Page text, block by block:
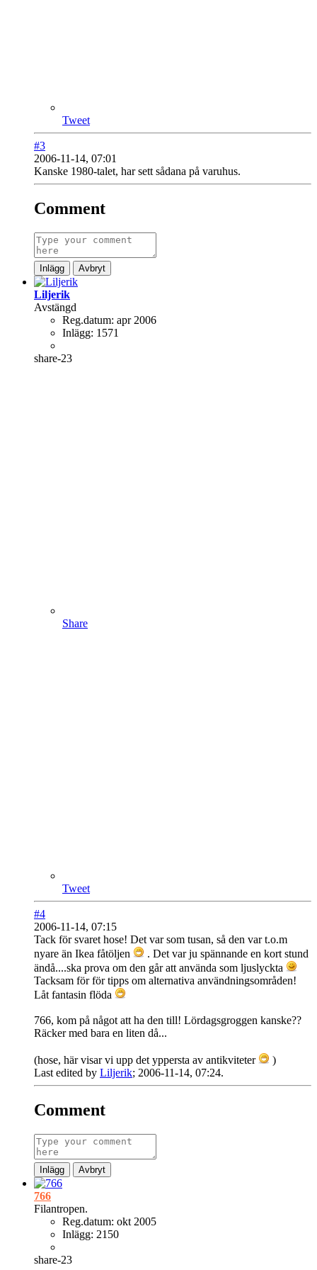
Tweet
#3
2006-11-14, 07:01
Kanske 1980-talet, har sett sådana på varuhus.
Comment
Inlägg Avbryt
Liljerik
Avstängd
Reg.datum: apr 2006
Inlägg: 1571
share-23
Share
Tweet
#4
2006-11-14, 07:15
Tack för svaret hose! Det var som tusan, så den var t.o.m
nyare än Ikea fåtöljen
. Det var ju spännande en kort stund
ändå....ska prova om den går att använda som ljuslyckta
Tacksam för för tipps om alternativa användningsområden!
Låt fantasin flöda
766, kom på något att ha den till! Lördagsgroggen kanske??
Räcker med bara en liten då...
(hose, här visar vi upp det yppersta av antikviteter
)
Last edited by Liljerik; 2006-11-14, 07:24.
Comment
Inlägg Avbryt
766
Filantropen.
Reg.datum: okt 2005
Inlägg: 2150
share-23